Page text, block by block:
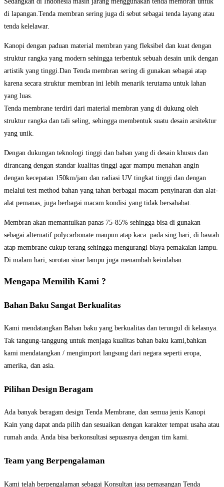
di lapangan.Tenda membran sering juga di sebut sebagai tenda layang atau
tenda kelelawar.
Kanopi dengan paduan material membran yang fleksibel dan kuat dengan
struktur rangka yang modern sehingga terbentuk sebuah desain unik dengan
artistik yang tinggi.Dan Tenda membran sering di gunakan sebagai atap
karena secara struktur membran ini lebih menarik terutama untuk lahan
yang luas.
Tenda membrane terdiri dari material membran yang di dukung oleh
struktur rangka dan tali seling, sehingga membentuk suatu desain arsitektur
yang unik.
Dengan dukungan teknologi tinggi dan bahan yang di desain khusus dan
dirancang dengan standar kualitas tinggi agar mampu menahan angin
dengan kecepatan 150km/jam dan radiasi UV tingkat tinggi dan dengan
melalui test method bahan yang tahan berbagai macam penyinaran dan alat-
alat pemanas, juga berbagai macam kondisi yang tidak bersahabat.
Membran akan memantulkan panas 75-85% sehingga bisa di gunakan
sebagai alternatif polycarbonate maupun atap kaca. pada sing hari, di bawah
atap membrane cukup terang sehingga mengurangi biaya pemakaian lampu.
Di malam hari, sorotan sinar lampu juga menambah keindahan.
Mengapa Memilih Kami ?
Bahan Baku Sangat Berkualitas
Kami mendatangkan Bahan baku yang berkualitas dan terungul di kelasnya.
Tak tangung-tanggung untuk menjaga kualitas bahan baku kami,bahkan
kami mendatangkan / mengimport langsung dari negara seperti eropa,
amerika, dan asia.
Pilihan Design Beragam
Ada banyak beragam design Tenda Membrane, dan semua jenis Kanopi
Kain yang dapat anda pilih dan sesuaikan dengan karakter tempat usaha atau
rumah anda. Anda bisa berkonsultasi sepuasnya dengan tim kami.
Team yang Berpengalaman
Kami telah berpengalaman sebagai Konsultan jasa pemasangan Tenda